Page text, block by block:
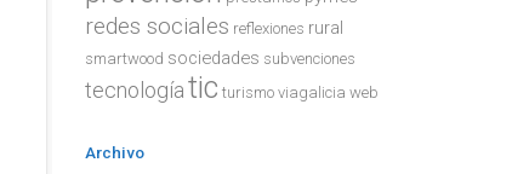
redes sociales reflexiones rural
smartwood sociedades subvenciones
tecnologíatic turismo viagalicia web
Archivo